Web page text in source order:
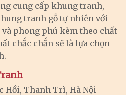
cung cấp khung tranh,
tranh gỗ tự nhiên với
và phong phú kèm theo chất
chắc chắn sẽ là lựa chọn
Hồi, Thanh Trì, Hà Nội